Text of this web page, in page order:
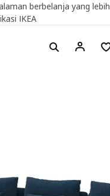
berbelanja yang lebih
IKEA